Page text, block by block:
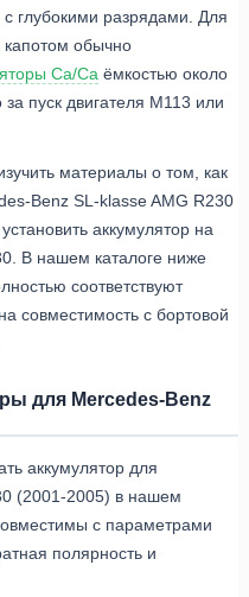
глубокими разрядами. Для
капотом обычно
Ca/Ca ёмкостью около
пуск двигателя M113 или
материалы о том, как
Benz SL-klasse AMG R230
аккумулятор на
В нашем каталоге ниже
соответствуют
совместимость с бортовой
для Mercedes-Benz
аккумулятор для
(2001-2005) в нашем
с параметрами
полярность и